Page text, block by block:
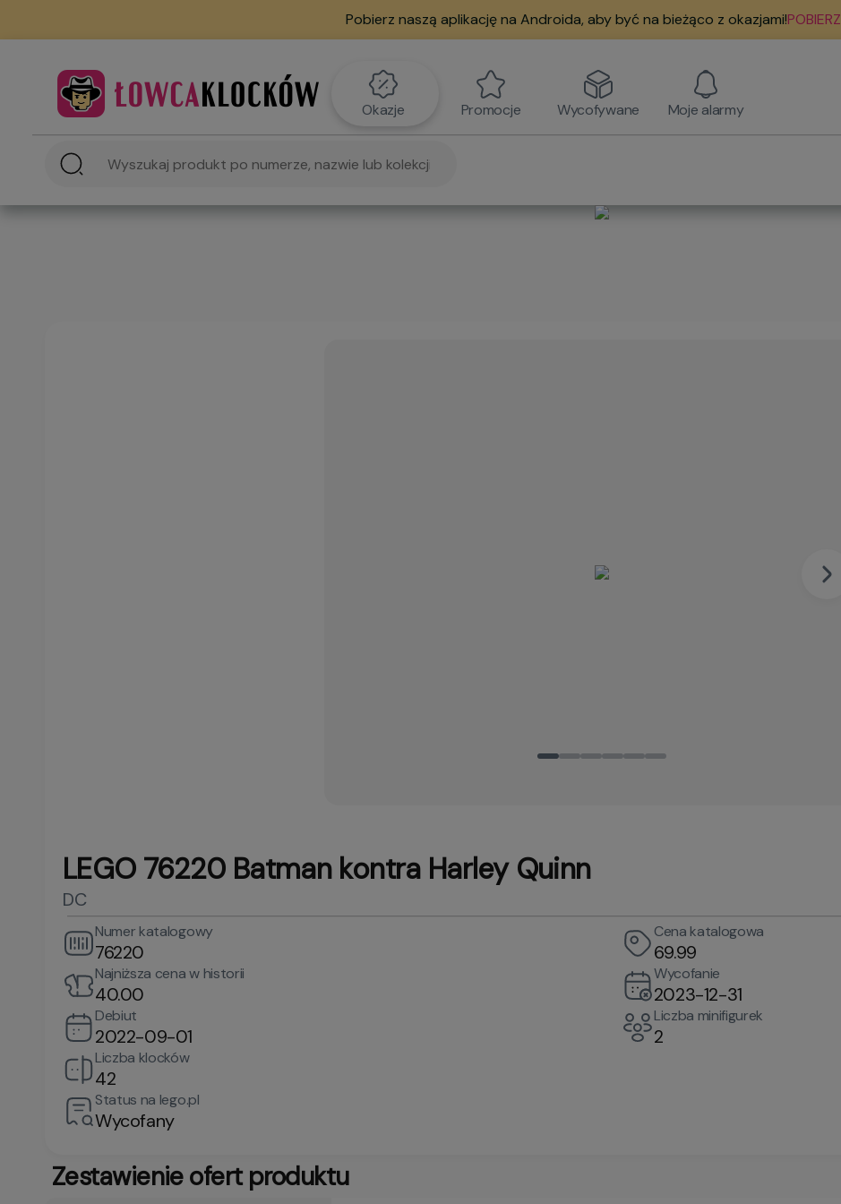
Pobierz naszą aplikację na Androida, aby być na bieżąco z okazjami!POBIERZ
Okazje Promocje Wycofywane Moje alarmy
LEGO 76220 Batman kontra Harley Quinn
DC
Numer katalogowy
76220
Najniższa cena w historii
40.00
Debiut
2022-09-01
Liczba klocków
42
Status na lego.pl
Wycofany
Cena katalogowa
69.99
Wycofanie
2023-12-31
Liczba minifigurek
2
Zestawienie ofert produktu